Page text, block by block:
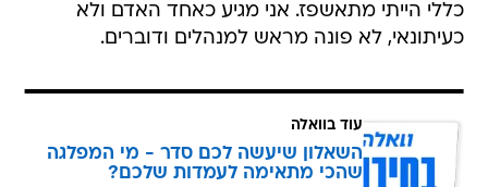
כללי הייתי מתאשפז. אני מגיע כאחד האדם ולא
כעיתונאי, לא פונה מראש למנהלים ודוברים.
עוד בוואלה
השאלון שיעשה לכם סדר - מי המפלגה
שהכי מתאימה לעמדות שלכם?